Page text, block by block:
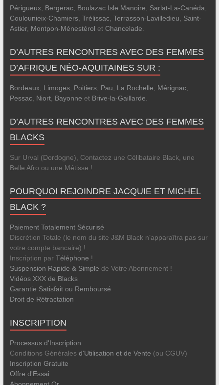
Périgueux, Bergerac, Boulazac Isle Manoire, Sarlat-La-Canéda,
Coulounieix-Chamiers, Trélissac, Terrasson-Lavilledieu, Saint-
Astier, Montpon-Ménestérol et Chancelade.
D’AUTRES RENCONTRES AVEC DES FEMMES
D’AFRIQUE NÉO-AQUITAINES SUR :
Bordeaux, Limoges, Poitiers, Pau, La Rochelle, Mérignac,
Pessac, Niort, Bayonne et Brive-la-Gaillarde.
D’AUTRES RENCONTRES AVEC DES FEMMES
BLACKS
Sur Urval (Dordogne), Contactez une Célibataire Black, une
Belle Afro ou une Métisse !
POURQUOI REJOINDRE JACQUIE ET MICHEL
BLACK ?
Paiement Totalement Sécurisé
Discrétion Totale (le nom du site J&M Black n’apparaîtra pas sur
votre compte bancaire) !
Inscription par Téléphone !
Suspension Rapide & Simple de Votre Abonnement !
Vidéos XXX de Blacks
Garantie Satisfait ou Remboursé
Droit de Rétractation
INSCRIPTION
Processus d'Inscription
Conditions Générales d'Utilisation et de Vente (ou CGUV)
Inscription Gratuite
Offre d'Essai